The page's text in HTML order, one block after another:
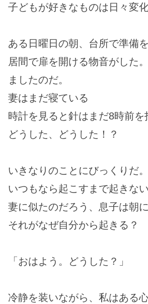
子どもが好きなものは日々変化
ある日曜日の朝、台所で準備
居間で扉を開ける物音がした
ましたのだ。
妻はまだ寝ている
時計を見ると針はまだ8時前を
どうした、どうした！？
いきなりのことにびっくりだ。
いつもなら起こすまで起きな
妻に似たのだろう、息子は朝に
それがなぜ自分から起きる？
「おはよう。どうした？」
冷静を装いながら、私はある